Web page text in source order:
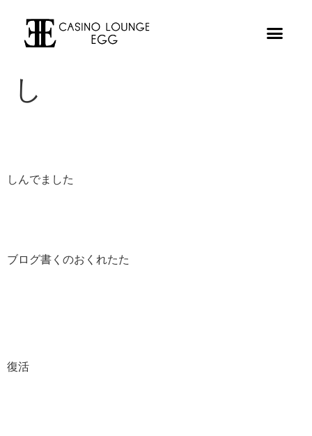
し
しんでました
ブログ書くのおくれたた
復活